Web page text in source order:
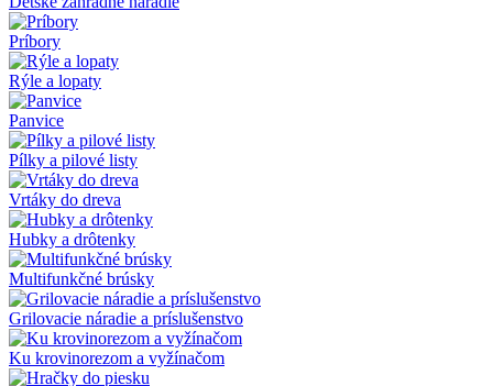
Príbory
Rýle a lopaty
Panvice
Pílky a pilové listy
Vrtáky do dreva
Hubky a drôtenky
Multifunkčné brúsky
Grilovacie náradie a príslušenstvo
Ku krovinorezom a vyžínačom